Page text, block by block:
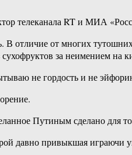
телеканала RT и МИА
отличие от многих
за неимением
не гордость и не
Путиным сделано
давно привыкшая